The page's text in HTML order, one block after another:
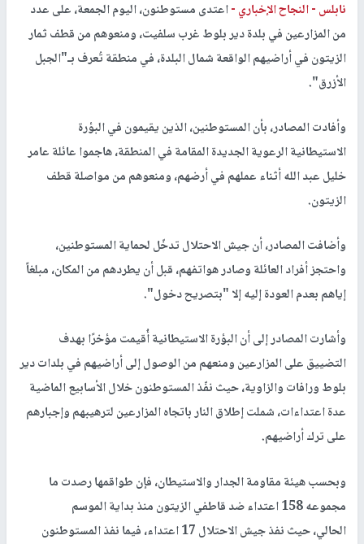
نابلس -النجاح الإخباري -اعتدى مستوطنون، اليوم الجمعة، على عدد
من المزارعين في بلدة دير بلوط غرب سلفيت، ومنعوهم من قطف ثمار
الزيتون في أراضيهم الواقعة شمال البلدة، في منطقة تُعرف بـ"الجبل
الأزرق".
وأفادت المصادر، بأن المستوطنين، الذين يقيمون في البؤرة
الاستيطانية الرعوية الجديدة المقامة في المنطقة، هاجموا عائلة عامر
خليل عبد الله أثناء عملهم في أرضهم، ومنعوهم من مواصلة قطف
الزيتون.
وأضافت المصادر، أن جيش الاحتلال تدخّل لحماية المستوطنين،
واحتجز أفراد العائلة وصادر هواتفهم، قبل أن يطردهم من المكان، مبلغاً
إياهم بعدم العودة إليه إلا "بتصريح دخول".
وأشارت المصادر إلى أن البؤرة الاستيطانية أُقيمت مؤخرًا بهدف
التضييق على المزارعين ومنعهم من الوصول إلى أراضيهم في بلدات دير
بلوط ورافات والزاوية، حيث نفّذ المستوطنون خلال الأسابيع الماضية
عدة اعتداءات، شملت إطلاق النار باتجاه المزارعين لترهيبهم وإجبارهم
على ترك أراضيهم.
وبحسب هيئة مقاومة الجدار والاستيطان، فإن طواقمها رصدت ما
مجموعه 158 اعتداء ضد قاطفي الزيتون منذ بداية الموسم
الحالي، حيث نفذ جيش الاحتلال 17 اعتداء، فيما نفذ المستوطنون